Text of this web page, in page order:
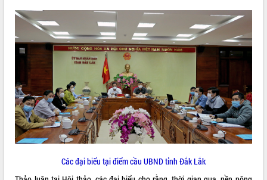
VIDEO
Các đại biểu tại điểm cầu UBND tỉnh Đắk Lắk